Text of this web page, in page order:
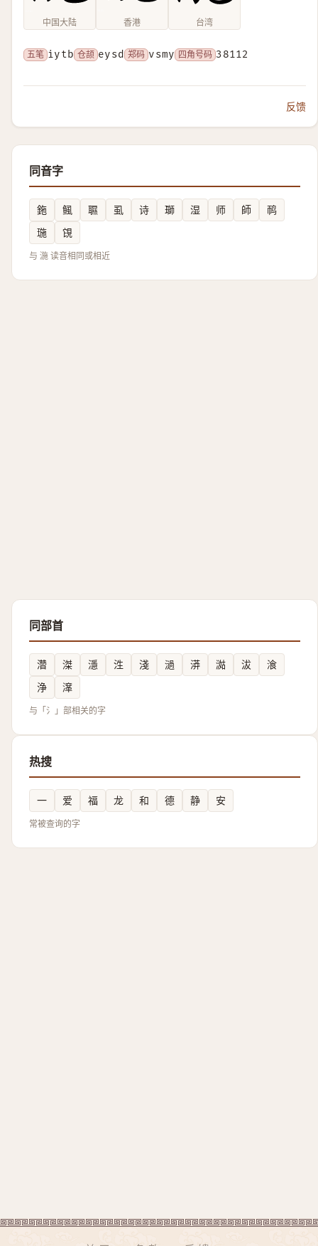
中国大陆 香港 台湾
五笔 iytb 仓颉 eysd 郑码 vsmy 四角号码 38112
反馈
同音字
鉇 鲺 䏉 虱 诗 瑡 湿 师 師
䴓
㻢
䙾
与 湤 读音相同或相近
同部首
濳 滐 濦 泩 淺 濄 漭 㵈 沷
湌
浄
㵮
与「氵」部相关的字
热搜
一 爱 福 龙 和 德 静 安
常被查询的字